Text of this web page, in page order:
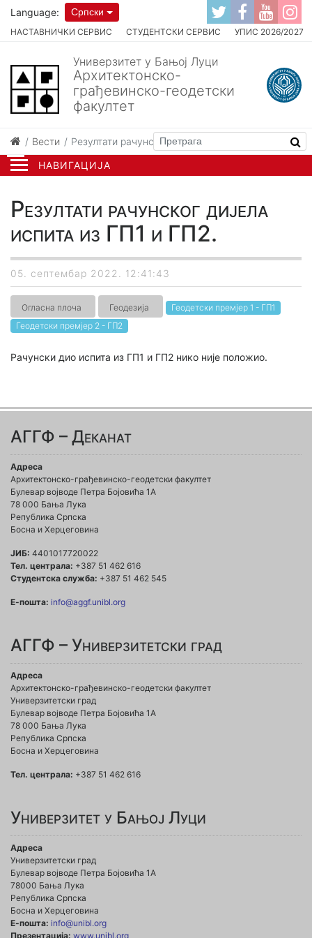
НАВИГАЦИЈА
НАСТАВНИЧКИ СЕРВИС СТУДЕНТСКИ СЕРВИС УПИС 2026/2027
Language: Српски
Универзитет у Бањој Луци
Архитектонско-
грађевинско-геодетски
факултет
Вести Резултати рачунског дијела испита из ГП1 и ГП2.
Резултати рачунског дијела
испита из ГП1 и ГП2.
05. септембар 2022. 12:41:43
Огласна плоча Геодезија
Геодетски премјер 1 - ГП1
Геодетски премјер 2 - ГП2
Рачунски дио испита из ГП1 и ГП2 нико није положио.
АГГФ – Деканат
Адреса
Архитектонско-грађевинско-геодетски факултет
Булевар војводе Петра Бојовића 1A
78 000 Бања Лука
Република Српска
Босна и Херцеговина
ЈИБ: 4401017720022
Тел. централа: +387 51 462 616
Студентска служба: +387 51 462 545
Е-пошта: info@aggf.unibl.org
АГГФ – Универзитетски град
Адреса
Архитектонско-грађевинско-геодетски факултет
Универзитетски град
Булевар војводе Петра Бојовића 1A
78 000 Бања Лука
Република Српска
Босна и Херцеговина
Тел. централа: +387 51 462 616
Универзитет у Бањој Луци
Адреса
Универзитетски град
Булевар војводе Петра Бојовића 1А
78000 Бања Лука
Република Српска
Босна и Херцеговина
Е-пошта: info@unibl.org
Презентација: www.unibl.org